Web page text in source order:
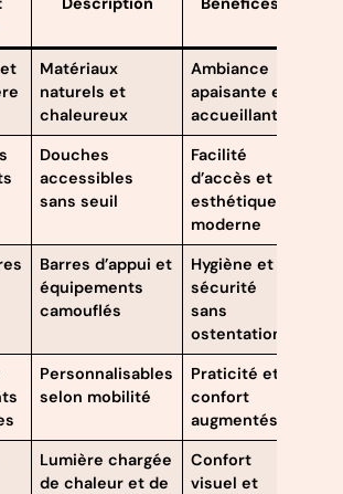
Matériaux
naturels et
chaleureux
Ambiance
apaisante et
accueillante
Douches
accessibles
sans seuil
Facilité
d’accès et
esthétique
moderne
Barres d’appui et
équipements
camouflés
Hygiène et
sécurité
sans
ostentation
Personnalisables
selon mobilité
Praticité et
confort
augmentés
Lumière chargée
de chaleur et de
Confort
visuel et